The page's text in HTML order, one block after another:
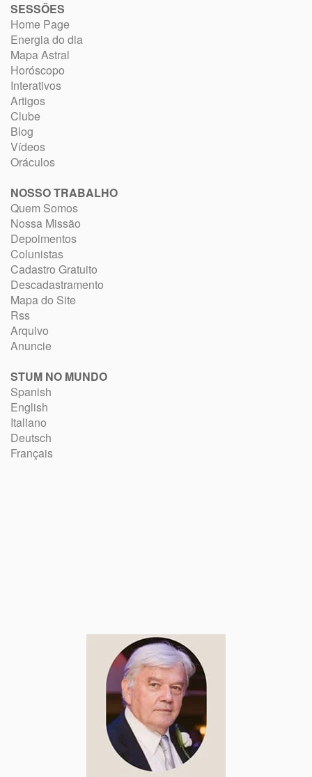
SESSÕES
Home Page
Energia do dia
Mapa Astral
Horóscopo
Interativos
Artigos
Clube
Blog
Vídeos
Oráculos
NOSSO TRABALHO
Quem Somos
Nossa Missão
Depoimentos
Colunistas
Cadastro Gratuito
Descadastramento
Mapa do Site
Rss
Arquivo
Anuncie
STUM NO MUNDO
Spanish
English
Italiano
Deutsch
Français